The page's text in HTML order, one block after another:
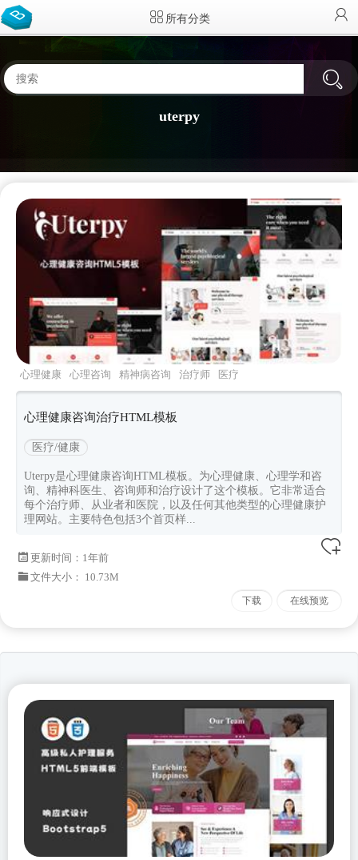
所有分类
uterpy
心理健康 心理咨询 精神病咨询 治疗师 医疗
心理健康咨询治疗HTML模板
医疗/健康
Uterpy是心理健康咨询HTML模板。为心理健康、心理学和咨
询、精神科医生、咨询师和治疗设计了这个模板。它非常适合
每个治疗师、从业者和医院，以及任何其他类型的心理健康护
理网站。主要特色包括3个首页样...
更新时间： 1年前
文件大小： 10.73M
下载 在线预览